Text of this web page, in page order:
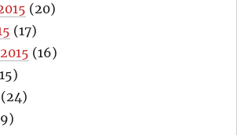
(20)
(17)
(16)
(24)